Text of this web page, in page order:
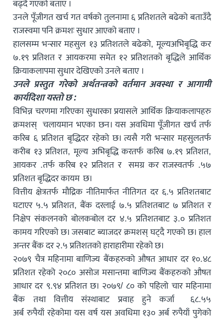
बढ्दै गएको बताए ।
उनले पूँजीगत खर्च गत वर्षको तुलनामा ६ प्रतिशतले बढेको बताउँदै
राजस्वमा पनि क्रमशः सुधार आएको बताए ।
हालसम्म भन्सार महसुल १३ प्रतिशतले बढेको, मूल्यअभिबृद्धि कर
७.१९ प्रतिशत र आयकरमा समेत १२ प्रतिशतको बृद्धिले आर्थिक
क्रियाकलापमा सुधार देखिएको उनले बताए ।
उनले प्रस्तुत गरेको अर्थतन्त्रको वर्तमान अवस्था र आगामी
कार्यदिशा यस्तो छ :
विभिन्न चरणमा गरिएका सुधारका प्रयासले आर्थिक क्रियाकलापहरु
क्रमशस् चलायमान भएका छन। यस अवधिमा पूँजीगत खर्च तर्फ
करिब ६ प्रतिशत बृद्धिदर रहेको छ। त्यसै गरी भन्सार महसुलतर्फ
करीब १३ प्रतिशत, मूल्य अभिबृद्धि करतर्फ करिब ७.१९ प्रतिशत,
आयकर .तर्फ करिब १२ प्रतिशत र समग्र कर राजस्वतर्फ .५७
प्रतिशत बृद्धिदर कायम छ।
वित्तीय क्षेत्रतर्फ मौद्रिक नीतिमार्फत नीतिगत दर ६.५ प्रतिशतबाट
घटाएर ५.५ प्रतिशत, बैंक दरलाई ७.५ प्रतिशतबाट ७ प्रतिशत र
निक्षेप संकलनको बोलकबोल दर ४.५ प्रतिशतबाट ३.० प्रतिशत
कामय गरिएको छ। जसबाट ब्याजदर क्रमशस् घट्दै गएको छ। हाल
अन्तर बैंक दर २.५ प्रतिशतको हाराहारीमा रहेको छ।
२०७९ चैत्र महिनामा बाणिज्य बैंकहरुको औषत आधार दर १०.४८
प्रतिशत रहेको २०८० असोज मसान्तमा बाणिज्य बैंकहरुको औषत
आधार दर ९.९४ प्रतिशत छ। २०७९/ ८० को पहिलो चार महिनामा
बैंक तथा वित्तीय संस्थाबाट प्रवाह हुने कर्जा ६८.५५
अर्ब रुपैयाँ रहेकोमा यस वर्ष यस अवधिमा १३० अर्ब रुपैयाँ पुगेको